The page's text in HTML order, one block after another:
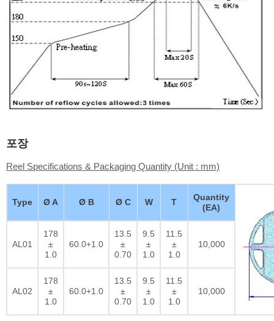
포장
Reel Specifications & Packaging Quantity (Unit : mm)
Type Ø A Ø B Ø C W T
Quantity
(EA)
AL01
178
±
1.0
60.0+1.0
13.5
±
0.70
9.5
±
1.0
11.5
±
1.0
10,000
AL02
178
±
1.0
60.0+1.0
13.5
±
0.70
9.5
±
1.0
11.5
±
1.0
10,000